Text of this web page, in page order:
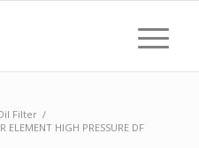
Filter /
ELEMENT HIGH PRESSURE DF